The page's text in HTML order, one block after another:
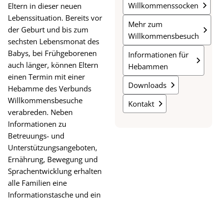
Eltern in dieser neuen
Lebenssituation. Bereits vor
der Geburt und bis zum
sechsten Lebensmonat des
Babys, bei Frühgeborenen
auch länger, können Eltern
einen Termin mit einer
Hebamme des Verbunds
Willkommensbesuche
verabreden. Neben
Informationen zu
Betreuungs- und
Unterstützungsangeboten,
Ernährung, Bewegung und
Sprachentwicklung erhalten
alle Familien eine
Informationstasche und ein
Willkommenssocken
Mehr zum
Willkommensbesuch
Informationen für
Hebammen
Downloads
Kontakt